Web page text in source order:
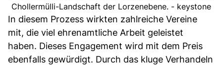
Chollermülli-Landschaft der Lorzenebene. - keystone
In diesem Prozess wirkten zahlreiche Vereine
mit, die viel ehrenamtliche Arbeit geleistet
haben. Dieses Engagement wird mit dem Preis
ebenfalls gewürdigt. Durch das kluge Verhandeln